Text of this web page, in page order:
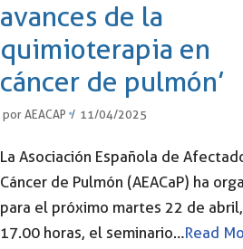
avances de la
quimioterapia en
cáncer de pulmón’
porAEACAP 11/04/2025
La Asociación Española de
Cáncer de Pulmón (AEACaP) ha
para el próximo martes 22 de
17.00 horas, el seminario…Read